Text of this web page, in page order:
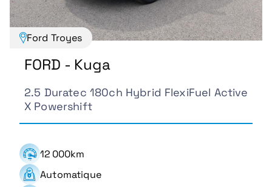
Ford Troyes
FORD - Kuga
2.5 Duratec 180ch Hybrid FlexiFuel Active
X Powershift
12 000km
Automatique